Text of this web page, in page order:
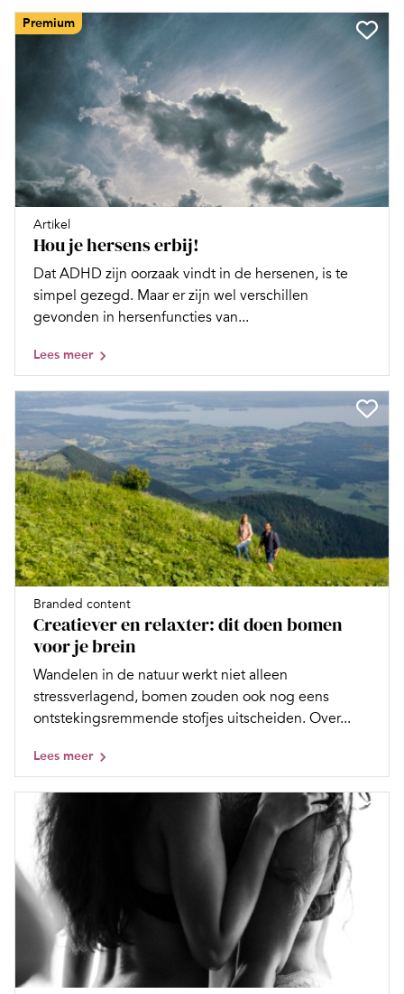
Premium
Artikel
Hou je hersens erbij!
Dat ADHD zijn oorzaak vindt in de hersenen, is te
simpel gezegd. Maar er zijn wel verschillen
gevonden in hersenfuncties van...
Lees meer
Branded content
Creatiever en relaxter: dit doen bomen
voor je brein
Wandelen in de natuur werkt niet alleen
stressverlagend, bomen zouden ook nog eens
ontstekingsremmende stofjes uitscheiden. Over...
Lees meer